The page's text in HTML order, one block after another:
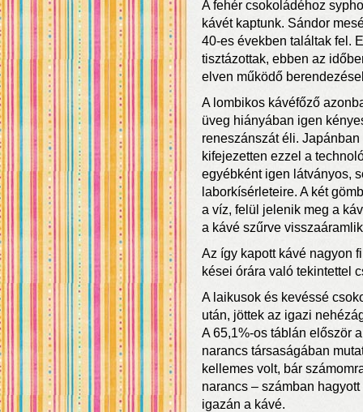
A fehér csokoládéhoz
kávét kaptunk. Sándor
40-es években találtak fel.
tisztázottak, ebben az
elven működő
A lombikos kávéfőző
üveg hiányában igen
reneszánszát éli.
kifejezetten ezzel a
egyébként igen látványos,
laborkísérleteire. A két
a víz, felül jelenik meg a
a kávé szűrve
Az így kapott kávé nagyon
kései órára való tekintettel
A laikusok és kevéssé
után, jöttek az igazi
A 65,1%-os táblán először
narancs társaságában
kellemes volt, bár
narancs – számban
igazán a kávé.